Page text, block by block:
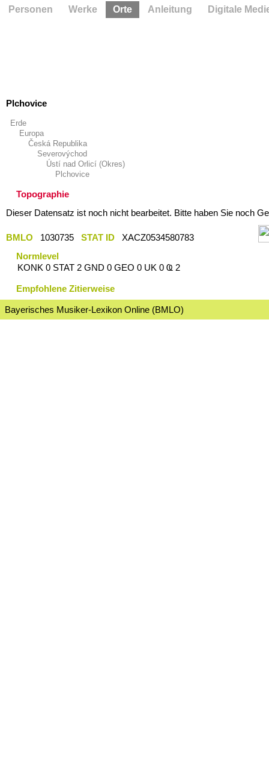
Plchovice
Erde
Europa
Česká Republika
Severovýchod
Ústí nad Orlicí (Okres)
Plchovice
Topographie
Dieser Datensatz ist noch nicht bearbeitet. Bitte haben Sie noch
BMLO 1030735 STAT ID
XACZ0534580783
Normlevel
KONK 0 STAT 2 GND 0 GEO 0 UK 0 Ҩ 2
Empfohlene Zitierweise
Bayerisches Musiker-Lexikon Online (BMLO)
Personen Werke Orte Anleitung Digitale